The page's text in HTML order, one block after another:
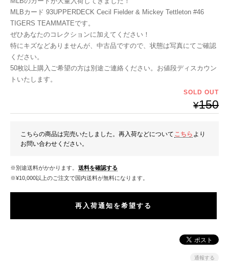
MLBカード 93UPPERDECK Cecil Fielder & Mickey Tettleton #46
TIGERS TEAMMATEです。
ぜひあなたのコレクションに加えてください！
特にキズなどありませんが、中古品ですので、状態は写真にてご確認
ください。
50枚以上購入ご希望の方は別途ご連絡ください。お値段ディスカウン
トいたします。
SOLD OUT
¥150
こちらの商品は完売いたしました。再入荷などについて こちら より
お問い合わせください。
※別途送料がかかります。 送料を確認する
※¥10,000以上のご注文で国内送料が無料になります。
再入荷通知を希望する
通報する